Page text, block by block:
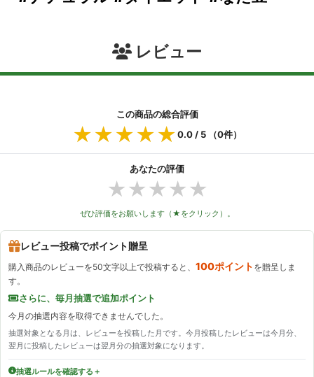
レビュー
この商品の総合評価
★★★★★
★★★★★0.0/ 5 （0件）
あなたの評価
★★★★★
ぜひ評価をお願いします（★をクリック）。
レビュー投稿でポイント贈呈
購入商品のレビューを50文字以上で投稿すると、 100ポイント を贈呈しま
す。
さらに、毎月抽選で追加ポイント
今月の抽選内容を取得できませんでした。
抽選対象となる月は、レビューを投稿した月です。今月投稿したレビューは今月分、
翌月に投稿したレビューは翌月分の抽選対象になります。
抽選ルールを確認する